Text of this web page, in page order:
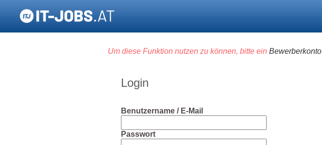
Um diese Funktion nutzen zu können, bitte ein Bewerberkonto
Login
Benutzername / E-Mail
Passwort